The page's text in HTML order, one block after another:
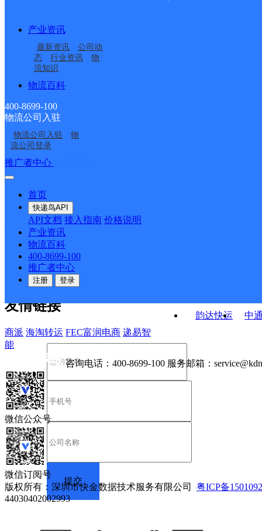
产业资讯
最新资讯
公司动
态
行业资讯
物
流知识
物流百科
400-8699-100
物流公司入驻
物流公司入驻
物
流公司登录
推广者中心
首页
快递鸟API
API文档 接入指南 价格说明
产业资讯
物流百科
400-8699-100
推广者中心
注册 登录
江西黎川县公司
黎川县德胜企业集团合
作点ID11337
黎川县厚村乡合作点
ID10432
黎川县西城乡合作点
ID3537
熊村邮政所
德胜关邮政所
韵达快运
中
接口API
API接口 DEMO下载
关于我们
公司介绍 企业动态
合作伙伴 快递鸟接口服务协议
户隐私政策
友情链接
商派 海淘转运 FEC富润电商 递易智
能
咨询电话： 400-8699-100 服务邮箱：
微信公众号
微信订阅号
版权所有：深圳市快金数据技术服务有限公司 粤ICP备
44030402002993